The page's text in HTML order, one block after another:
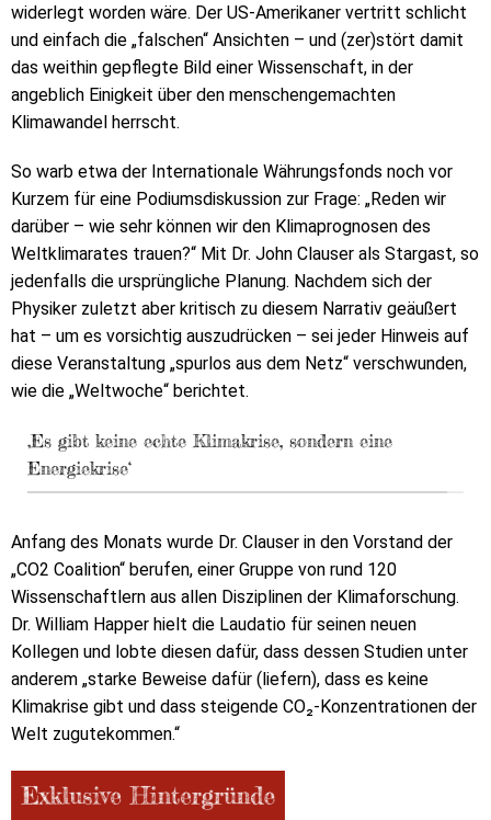
widerlegt worden wäre. Der US-Amerikaner vertritt schlicht
und einfach die „falschen“ Ansichten – und (zer)stört damit
das weithin gepflegte Bild einer Wissenschaft, in der
angeblich Einigkeit über den menschengemachten
Klimawandel herrscht.
So warb etwa der Internationale Währungsfonds noch vor
Kurzem für eine Podiumsdiskussion zur Frage: „Reden wir
darüber – wie sehr können wir den Klimaprognosen des
Weltklimarates trauen?“ Mit Dr. John Clauser als Stargast, so
jedenfalls die ursprüngliche Planung. Nachdem sich der
Physiker zuletzt aber kritisch zu diesem Narrativ geäußert
hat – um es vorsichtig auszudrücken – sei jeder Hinweis auf
diese Veranstaltung „spurlos aus dem Netz“ verschwunden,
wie die „Weltwoche“ berichtet.
‚Es gibt keine echte Klimakrise, sondern eine
Energiekrise‘
Anfang des Monats wurde Dr. Clauser in den Vorstand der
„CO2 Coalition“ berufen, einer Gruppe von rund 120
Wissenschaftlern aus allen Disziplinen der Klimaforschung.
Dr. William Happer hielt die Laudatio für seinen neuen
Kollegen und lobte diesen dafür, dass dessen Studien unter
anderem „starke Beweise dafür (liefern), dass es keine
Klimakrise gibt und dass steigende CO₂-Konzentrationen der
Welt zugutekommen.“